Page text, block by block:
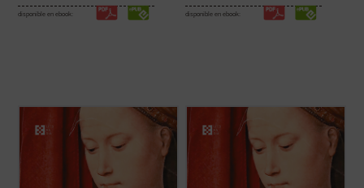
disponible en ebook: disponible en ebook:
A la vez brutal y religiosa, simbolista y
romántica, poética y realista,
Anunciación a María es probablemente la
obra más emblemática y popular de su
autor. Claudel trabajó sobre ella durante
más de veinte años, despojándola de ...
A la vez brutal y religiosa, simbolista y
romántica, poética y realista,
Anunciación a María es probablemente la
obra más emblemática y popular de su
autor. Claudel trabajó sobre ella durante
más de veinte años, despojándola de ...